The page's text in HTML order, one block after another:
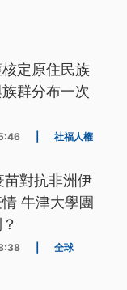
定原住民族
群分布一次
社福人權
苗對抗非洲伊
牛津大學團
全球